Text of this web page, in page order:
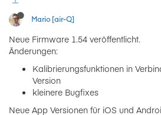
Mario [air-Q]
Neue Firmware 1.54 veröffentlicht.
Änderungen:
Kalibrierungsfunktionen in
Version
kleinere Bugfixes
Neue App Versionen für iOS und